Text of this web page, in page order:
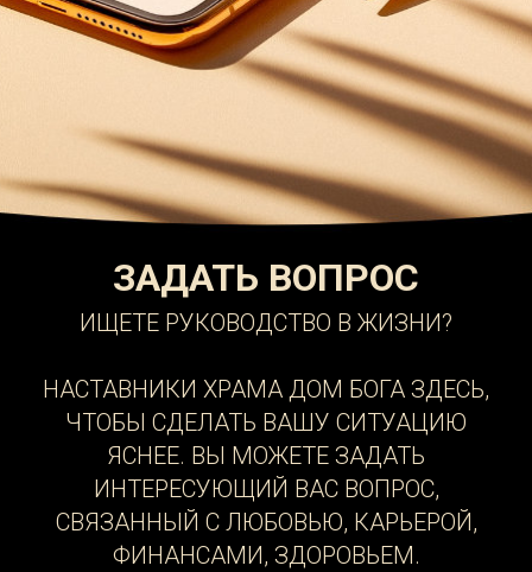
ЗАДАТЬ ВОПРОС
ИЩЕТЕ РУКОВОДСТВО В ЖИЗНИ?
НАСТАВНИКИ ХРАМА ДОМ БОГА ЗДЕСЬ,
ЧТОБЫ СДЕЛАТЬ ВАШУ СИТУАЦИЮ
ЯСНЕЕ. ВЫ МОЖЕТЕ ЗАДАТЬ
ИНТЕРЕСУЮЩИЙ ВАС ВОПРОС,
СВЯЗАННЫЙ С ЛЮБОВЬЮ, КАРЬЕРОЙ,
ФИНАНСАМИ, ЗДОРОВЬЕМ.